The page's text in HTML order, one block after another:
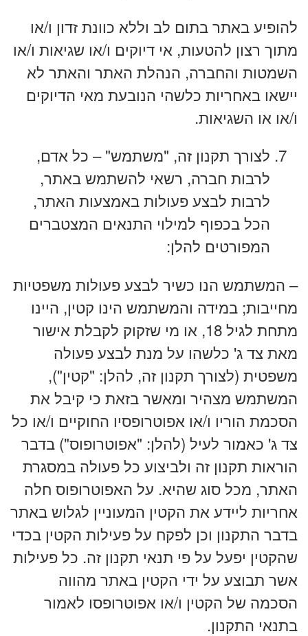
להופיע באתר בתום לב וללא כוונת זדון ו/או
מתוך רצון להטעות, אי דיוקים ו/או שגיאות ו/או
השמטות והחברה, הנהלת האתר והאתר לא
יישאו באחריות כלשהי הנובעת מאי הדיוקים
ו/או או השגיאות.
לצורך תקנון זה, "משתמש" – כל אדם,
לרבות חברה, רשאי להשתמש באתר,
לרבות לבצע פעולות באמצעות האתר,
הכל בכפוף למילוי התנאים המצטברים
המפורטים להלן:
– המשתמש הנו כשיר לבצע פעולות משפטיות
מחייבות; במידה והמשתמש הינו קטין, היינו
מתחת לגיל 18, או מי שזקוק לקבלת אישור
מאת צד ג' כלשהו על מנת לבצע פעולה
משפטית (לצורך תקנון זה, להלן: "קטין"),
המשתמש מצהיר ומאשר בזאת כי קיבל את
הסכמת הוריו ו/או אפוטרופסיו החוקיים ו/או כל
צד ג' כאמור לעיל (להלן: "אפוטרופוס") בדבר
הוראות תקנון זה ולביצוע כל פעולה במסגרת
האתר, מכל סוג שהיא. על האפוטרופוס חלה
אחריות ליידע את הקטין המעוניין לגלוש באתר
בדבר התקנון וכן לפקח על פעילות הקטין בכדי
שהקטין יפעל על פי תנאי תקנון זה. כל פעילות
אשר תבוצע על ידי הקטין באתר מהווה
הסכמה של הקטין ו/או אפוטרופסו לאמור
בתנאי התקנון.